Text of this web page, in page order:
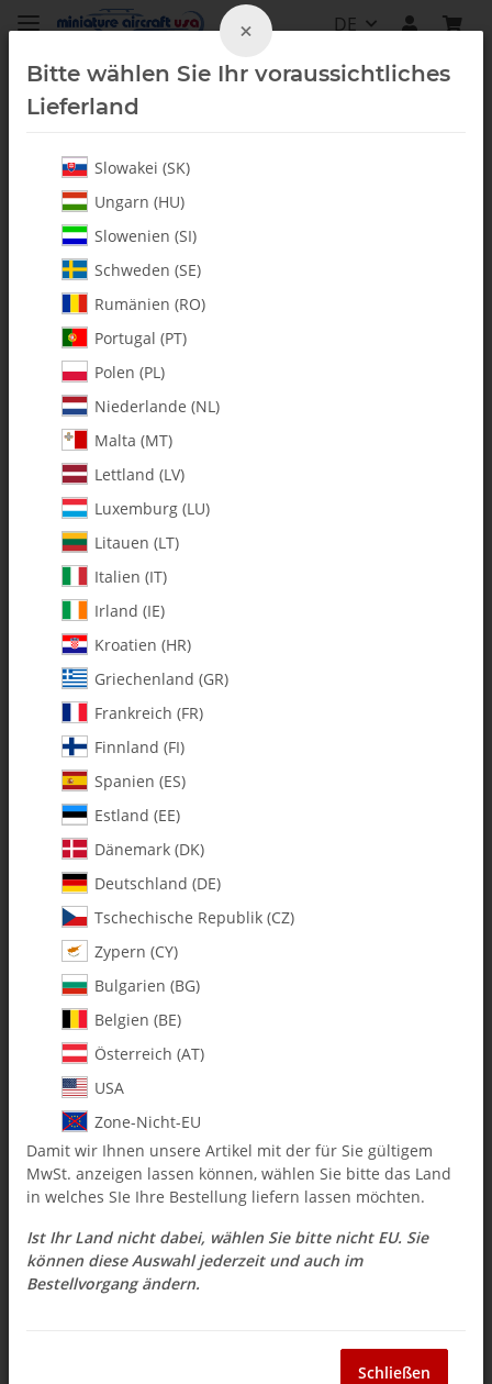
DE
Motoren Elektrisch/Verbrenner & Ersatzteile
Nitro Tuning & Zubehör
Filter und Sortierung
AUF LAGER
3000-76 X-Cell Universal
Clutch Hub Tool Gas/Nitro -
$ 71.35*
3400-200 Nitro Flex Fuel
Line Neon Green - 1m
$ 5.34*
AUF LAGER AUF LAGER
×
Bitte wählen Sie Ihr voraussichtliches
Lieferland
Slowakei (SK)
Ungarn (HU)
Slowenien (SI)
Schweden (SE)
Rumänien (RO)
Portugal (PT)
Polen (PL)
Niederlande (NL)
Malta (MT)
Lettland (LV)
Luxemburg (LU)
Litauen (LT)
Italien (IT)
Irland (IE)
Kroatien (HR)
Griechenland (GR)
Frankreich (FR)
Finnland (FI)
Spanien (ES)
Estland (EE)
Dänemark (DK)
Deutschland (DE)
Tschechische Republik (CZ)
Zypern (CY)
Bulgarien (BG)
Belgien (BE)
Österreich (AT)
USA
Zone-Nicht-EU
Damit wir Ihnen unsere Artikel mit der für Sie gültigem
MwSt. anzeigen lassen können, wählen Sie bitte das Land
in welches SIe Ihre Bestellung liefern lassen möchten.
Ist Ihr Land nicht dabei, wählen Sie bitte nicht EU. Sie
können diese Auswahl jederzeit und auch im
Bestellvorgang ändern.
Schließen